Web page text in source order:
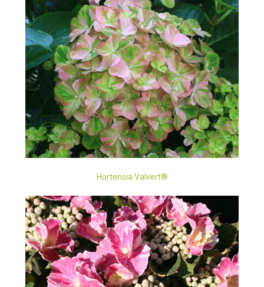
Hortensia Valvert®